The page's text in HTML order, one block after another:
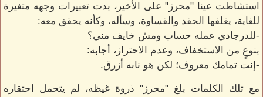
استشاطت عينا "محرز" على الأخير، بدت تعبيرات وجهه متغيرة
للغاية، يغلفها الحقد والقساوة، وسأله، وكأنه يحقق معه:
-للدرجادي عمله حساب ومش خايف مني؟
بنوعٍ من الاستخفاف، وعدم الاحتراز، أجابه:
-إنت تمامك معروف؛ لكن هو نابه أزرق.
مع تلك الكلمات بلغ "محرز" ذروة غيظه، لم يتحمل احتقاره